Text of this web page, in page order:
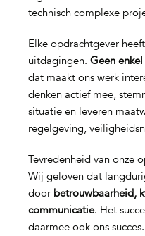
technisch complexe
Elke opdrachtgever
uitdagingen. Geen
dat maakt ons werk
denken actief mee,
situatie en leveren
regelgeving,
Tevredenheid van onze
Wij geloven dat
door betrouwbaarheid,
communicatie. Het
daarmee ook ons